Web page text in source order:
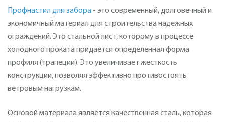
Профнастил для забора - это современный, долговечный и
экономичный материал для строительства надежных
ограждений. Это стальной лист, которому в процессе
холодного проката придается определенная форма
профиля (трапеции). Это увеличивает жесткость
конструкции, позволяя эффективно противостоять
ветровым нагрузкам.
Основой материала является качественная сталь, которая